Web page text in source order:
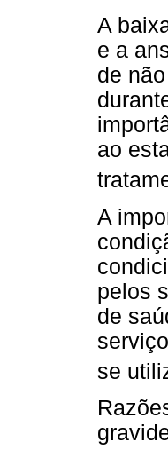
A
e a
de
ao
A
pelos
de
se